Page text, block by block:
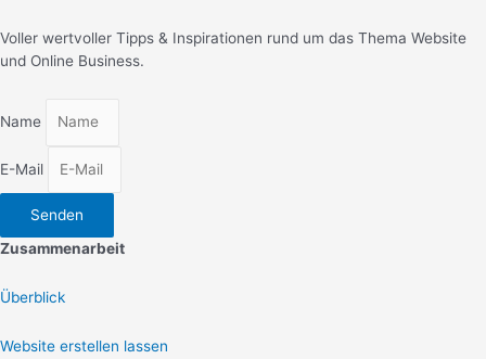
Voller wertvoller Tipps & Inspirationen rund um das Thema Website
und Online Business.
Name
E-Mail
Senden
Zusammenarbeit
Überblick
Website erstellen lassen